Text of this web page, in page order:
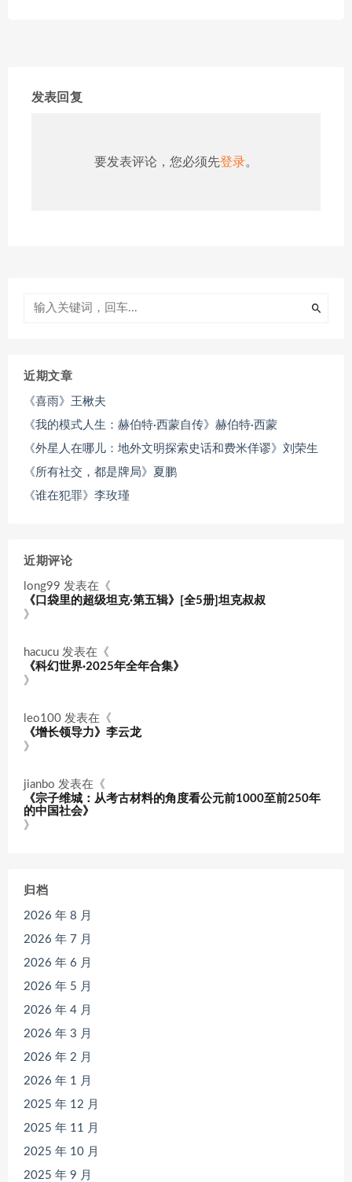
发表回复
要发表评论，您必须先登录。
近期文章
《喜雨》王楸夫
《我的模式人生：赫伯特·西蒙自传》赫伯特·西蒙
《外星人在哪儿：地外文明探索史话和费米佯谬》刘荣生
《所有社交，都是牌局》夏鹏
《谁在犯罪》李玫瑾
近期评论
long99 发表在《
《口袋里的超级坦克·第五辑》[全5册]坦克叔叔
》
hacucu 发表在《
《科幻世界·2025年全年合集》
》
leo100 发表在《
《增长领导力》李云龙
》
jianbo 发表在《
《宗子维城：从考古材料的角度看公元前1000至前250年
的中国社会》
》
归档
2026 年 8 月
2026 年 7 月
2026 年 6 月
2026 年 5 月
2026 年 4 月
2026 年 3 月
2026 年 2 月
2026 年 1 月
2025 年 12 月
2025 年 11 月
2025 年 10 月
2025 年 9 月